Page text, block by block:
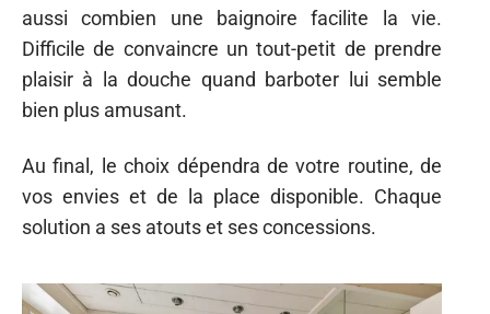
aussi combien une baignoire facilite la vie.
Difficile de convaincre un tout-petit de prendre
plaisir à la douche quand barboter lui semble
bien plus amusant.
Au final, le choix dépendra de votre routine, de
vos envies et de la place disponible. Chaque
solution a ses atouts et ses concessions.